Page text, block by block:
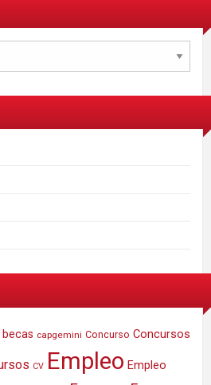
becas capgemini Concurso Concursos
CV Empleo Empleo